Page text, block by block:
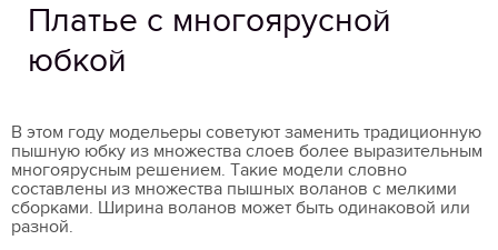
Платье с многоярусной
юбкой
В этом году модельеры советуют заменить традиционную
пышную юбку из множества слоев более выразительным
многоярусным решением. Такие модели словно
составлены из множества пышных воланов с мелкими
сборками. Ширина воланов может быть одинаковой или
разной.